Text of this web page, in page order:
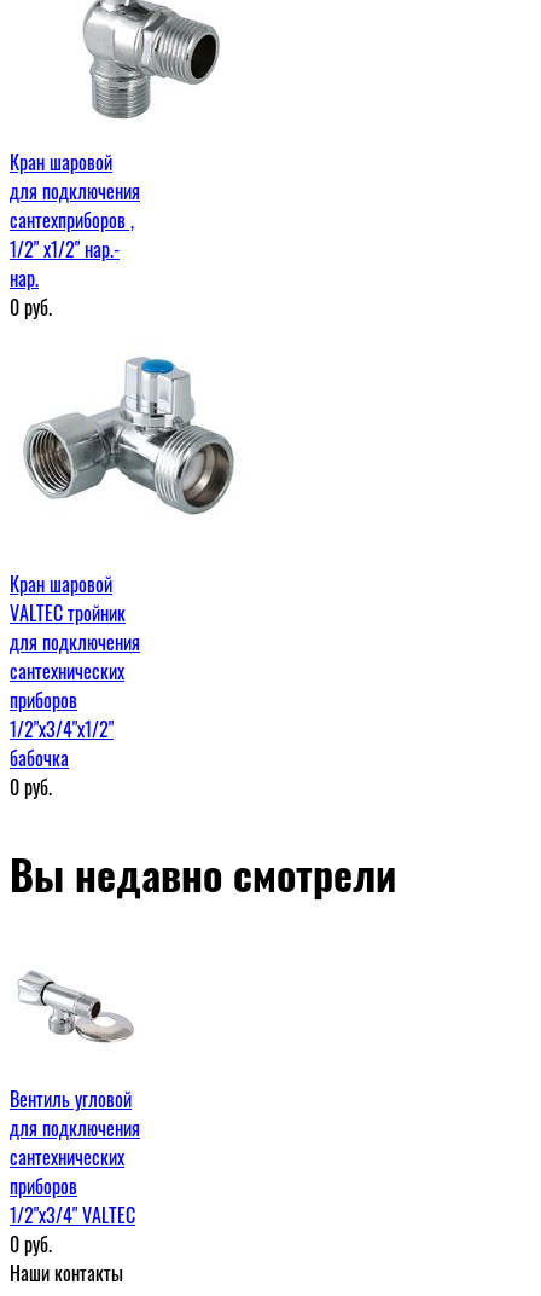
Кран шаровой
для подключения
сантехприборов ,
1/2" х1/2" нар.-
нар.
0руб.
Кран шаровой
VALTEC тройник
для подключения
сантехнических
приборов
1/2"x3/4"x1/2"
бабочка
0руб.
Вы недавно смотрели
Вентиль угловой
для подключения
сантехнических
приборов
1/2"x3/4" VALTEC
0руб.
Наши контакты